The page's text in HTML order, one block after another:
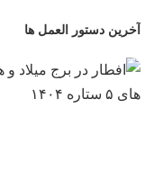
آخرین دستور العمل ها